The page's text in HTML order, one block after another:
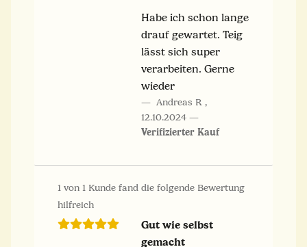
Habe ich schon lange
drauf gewartet. Teig
lässt sich super
verarbeiten. Gerne
wieder
Andreas R ,
12.10.2024
Verifizierter Kauf
1 von 1 Kunde fand die folgende Bewertung
hilfreich
Gut wie selbst
gemacht